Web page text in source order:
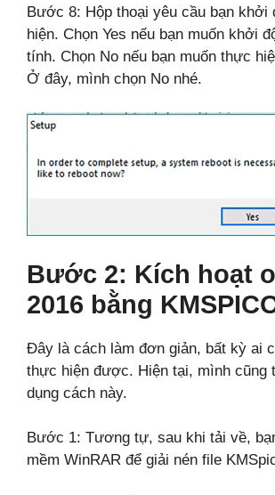
Bước 8: Hộp thoại yêu cầu bạn khởi
hiện. Chọn Yes nếu bạn muốn khởi
tính. Chọn No nếu bạn muốn thực
Ở đây, mình chọn No nhé.
Bước 2: Kích hoạt
2016 bằng
Đây là cách làm đơn giản, bất kỳ ai
thực hiện được. Hiện tại, mình cũng
dụng cách này.
Bước 1: Tương tự, sau khi tải về,
mềm WinRAR để giải nén file